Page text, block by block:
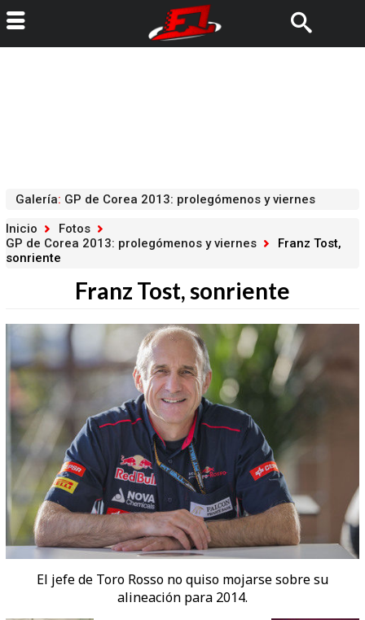
Galería: GP de Corea 2013: prolegómenos y viernes
Inicio
Fotos
GP de Corea 2013: prolegómenos y viernes
Franz Tost,
sonriente
Franz Tost, sonriente
El jefe de Toro Rosso no quiso mojarse sobre su
alineación para 2014.